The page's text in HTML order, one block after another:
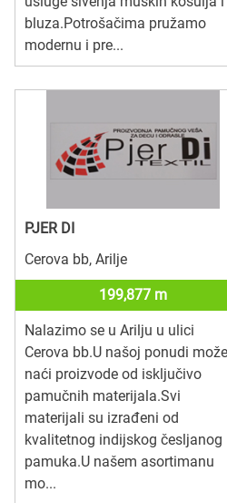
bluza.Potrošačima pružamo
modernu i pre...
PJER DI
Cerova bb, Arilje
199,877 m
Nalazimo se u Arilju u ulici
Cerova bb.U našoj ponudi
naći proizvode od isključivo
pamučnih materijala.Svi
materijali su izrađeni od
kvalitetnog indijskog česljanog
pamuka.U našem asortimanu
mo...